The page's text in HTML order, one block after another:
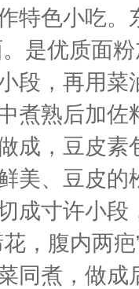
作特色小吃
是优质面
段，再用
煮熟后加
成，豆皮
美、豆皮
成寸许小
，腹内两
同煮，做